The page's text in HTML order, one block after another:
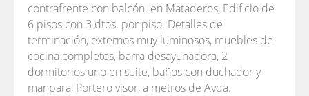
contrafrente con balcón. en Mataderos, Edificio de
6 pisos con 3 dtos. por piso. Detalles de
terminación, externos muy luminosos, muebles de
cocina completos, barra desayunadora, 2
dormitorios uno en suite, baños con duchador y
manpara, Portero visor, a metros de Avda.